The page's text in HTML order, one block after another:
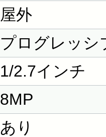
屋外
プログレッシ
1/2.7インチ
8MP
あり